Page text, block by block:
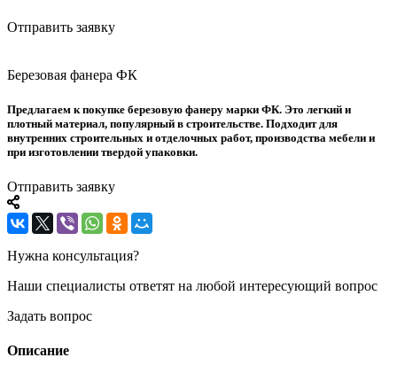
Отправить заявку
Березовая фанера ФК
Предлагаем к покупке березовую фанеру марки ФК. Это легкий и
плотный материал, популярный в строительстве. Подходит для
внутренних строительных и отделочных работ, производства мебели и
при изготовлении твердой упаковки.
Отправить заявку
Нужна консультация?
Наши специалисты ответят на любой интересующий вопрос
Задать вопрос
Описание